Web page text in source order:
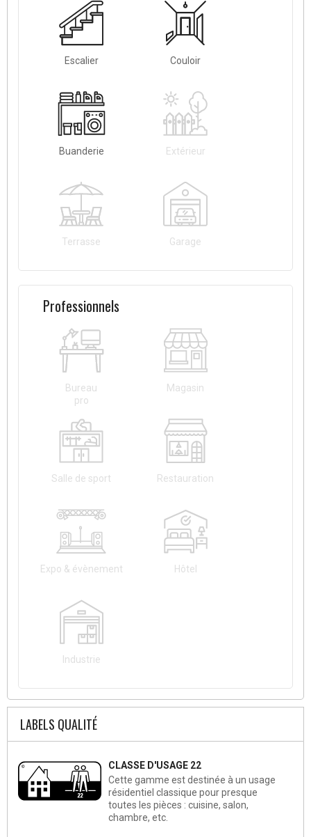
Escalier Couloir
Buanderie Extérieur
Terrasse Garage
Professionnels
Bureau
pro
Magasin
Salle de sport Restauration
Expo & évènement Hôtel
Industrie
LABELS QUALITÉ
CLASSE D'USAGE 22
Cette gamme est destinée à un usage
résidentiel classique pour presque
toutes les pièces : cuisine, salon,
chambre, etc.